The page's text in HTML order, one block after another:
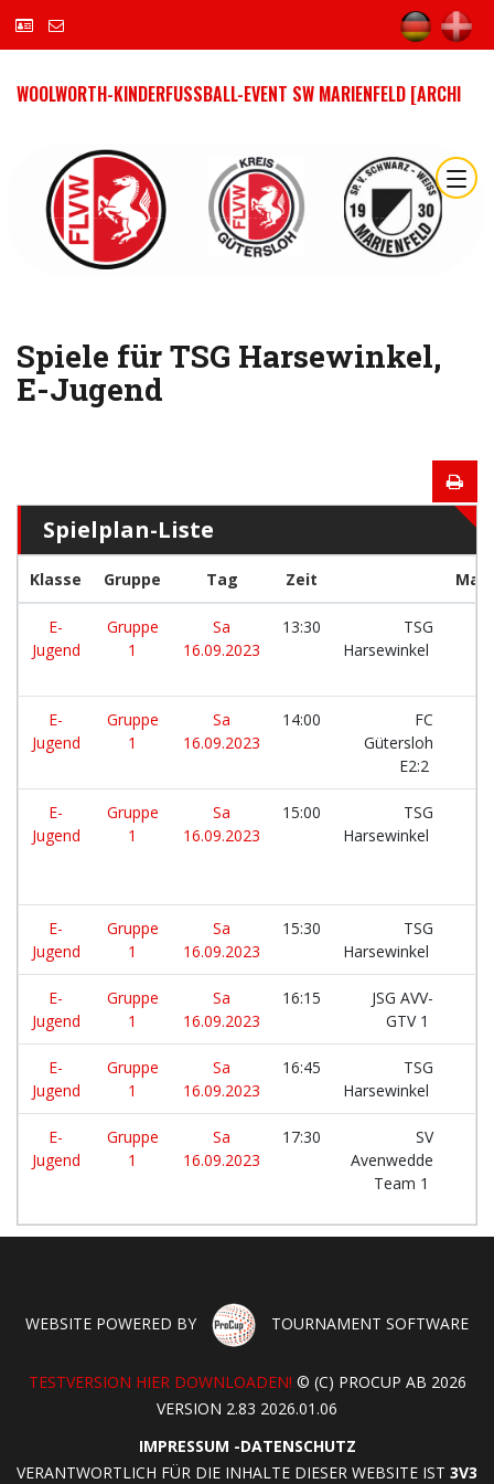
WOOLWORTH-KINDERFUSSBALL-EVENT SW MARIENFELD [ARCHI
Spiele für TSG Harsewinkel,
E-Jugend
Spielplan-Liste
Klasse Gruppe Tag Zeit
E-
Jugend
Gruppe
1
Sa
16.09.2023
13:30
TSG
Harsewinkel
E-
Jugend
Gruppe
1
Sa
16.09.2023
14:00
FC
Gütersloh
E2:2
E-
Jugend
Gruppe
1
Sa
16.09.2023
15:00
TSG
Harsewinkel
E-
Jugend
Gruppe
1
Sa
16.09.2023
15:30
TSG
Harsewinkel
E-
Jugend
Gruppe
1
Sa
16.09.2023
16:15
JSG AVV-
GTV 1
E-
Jugend
Gruppe
1
Sa
16.09.2023
16:45
TSG
Harsewinkel
E-
Jugend
Gruppe
1
Sa
16.09.2023
17:30
SV
Avenwedde
Team 1
WEBSITE POWERED BY TOURNAMENT SOFTWARE
TESTVERSION HIER DOWNLOADEN! © (C) PROCUP AB 2026
VERSION 2.83 2026.01.06
IMPRESSUM -DATENSCHUTZ
VERANTWORTLICH FÜR DIE INHALTE DIESER WEBSITE IST 3V3